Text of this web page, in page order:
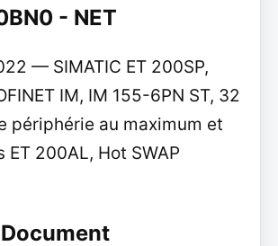
- NET
— SIMATIC ET 200SP,
IM, IM 155-6PN ST, 32
périphérie au maximum et
ET 200AL, Hot SWAP
Document